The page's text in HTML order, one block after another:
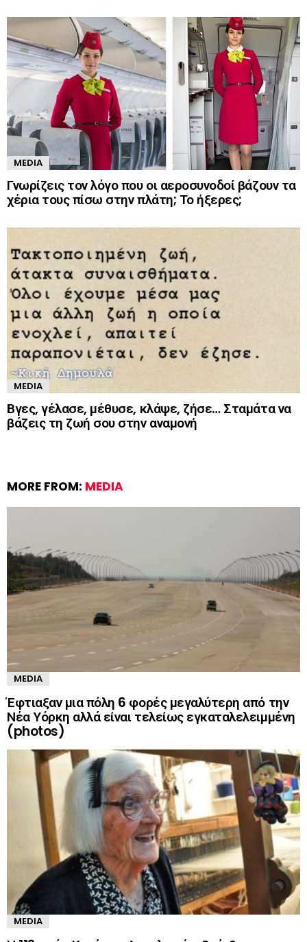
MEDIA
Γνωρίζεις τον λόγο που οι αεροσυνοδοί βάζουν τα
χέρια τους πίσω στην πλάτη; Το ήξερες;
MEDIA
Βγες, γέλασε, μέθυσε, κλάψε, ζήσε… Σταμάτα να
βάζεις τη ζωή σου στην αναμονή
MORE FROM: MEDIA
MEDIA
Έφτιαξαν μια πόλη 6 φορές μεγαλύτερη από την
Νέα Υόρκη αλλά είναι τελείως εγκαταλελειμμένη
(photos)
MEDIA